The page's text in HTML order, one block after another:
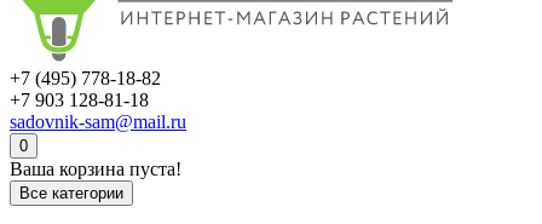
+7 (495) 778-18-82
+7 903 128-81-18
sadovnik-sam@mail.ru
0
Ваша корзина пуста!
Все категории